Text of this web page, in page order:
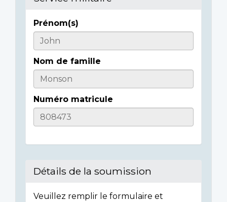
Casualty
Details
Prénom(s)
Nom de famille
Numéro matricule
Détails de la soumission
Veuillez remplir le formulaire et